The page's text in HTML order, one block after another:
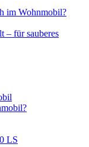
im Wohnmobil?
– für sauberes
LS